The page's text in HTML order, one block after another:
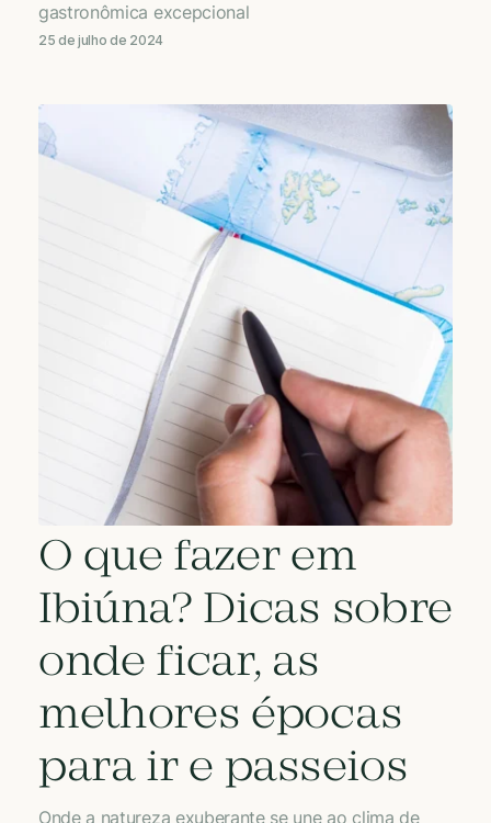
gastronômica excepcional
25 de julho de 2024
O que fazer em
Ibiúna? Dicas sobre
onde ficar, as
melhores épocas
para ir e passeios
Onde a natureza exuberante se une ao clima de